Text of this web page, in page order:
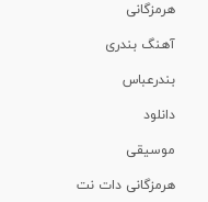
هرمزگانی
آهنگ بندری
بندرعباس
دانلود
موسیقی
هرمزگانی دات نت